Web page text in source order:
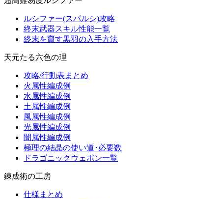
ルシファー(スパルシ)攻略
終末武器スキル性能一覧
終末を齎す黒羽の入手方法
天元たる六色の理
攻略/行動表まとめ
火属性編成例
水属性編成例
土属性編成例
風属性編成例
光属性編成例
闇属性編成例
極理の結晶の使い道･必要数
ドラゴニックウェポン一覧
錬成術の工房
仕様まとめ